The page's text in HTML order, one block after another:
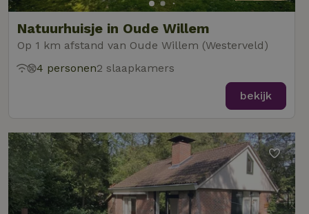
Natuurhuisje in Oude Willem
Op 1 km afstand van Oude Willem (Westerveld)
4 personen2 slaapkamers
bekijk